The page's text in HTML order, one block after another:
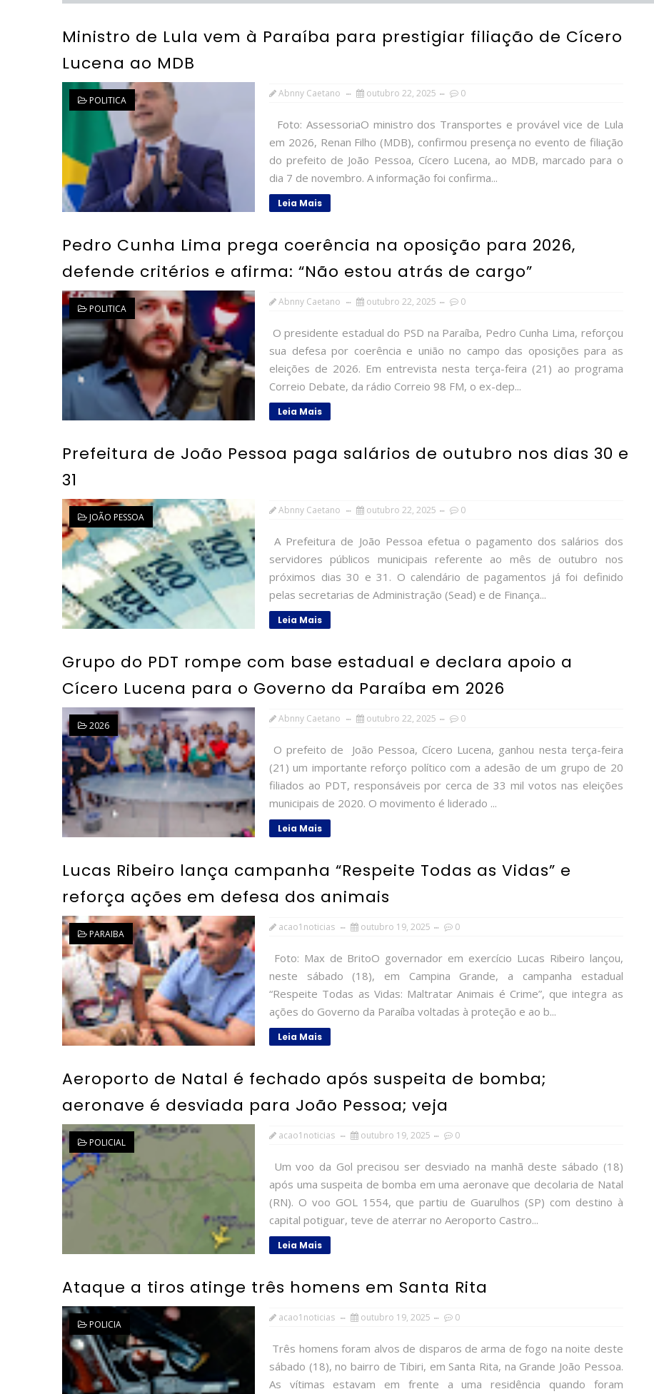
Ministro de Lula vem à Paraíba para prestigiar filiação de Cícero
Lucena ao MDB
POLITICA
Abnny Caetano outubro 22, 2025 0
Foto: AssessoriaO ministro dos Transportes e provável vice de Lula
em 2026, Renan Filho (MDB), confirmou presença no evento de filiação
do prefeito de João Pessoa, Cícero Lucena, ao MDB, marcado para o
dia 7 de novembro. A informação foi confirma...
Leia Mais
Pedro Cunha Lima prega coerência na oposição para 2026,
defende critérios e afirma: “Não estou atrás de cargo”
POLITICA
Abnny Caetano outubro 22, 2025 0
O presidente estadual do PSD na Paraíba, Pedro Cunha Lima, reforçou
sua defesa por coerência e união no campo das oposições para as
eleições de 2026. Em entrevista nesta terça-feira (21) ao programa
Correio Debate, da rádio Correio 98 FM, o ex-dep...
Leia Mais
Prefeitura de João Pessoa paga salários de outubro nos dias 30 e
31
JOÃO PESSOA
Abnny Caetano outubro 22, 2025 0
A Prefeitura de João Pessoa efetua o pagamento dos salários dos
servidores públicos municipais referente ao mês de outubro nos
próximos dias 30 e 31. O calendário de pagamentos já foi definido
pelas secretarias de Administração (Sead) e de Finança...
Leia Mais
Grupo do PDT rompe com base estadual e declara apoio a
Cícero Lucena para o Governo da Paraíba em 2026
2026
Abnny Caetano outubro 22, 2025 0
O prefeito de João Pessoa, Cícero Lucena, ganhou nesta terça-feira
(21) um importante reforço político com a adesão de um grupo de 20
filiados ao PDT, responsáveis por cerca de 33 mil votos nas eleições
municipais de 2020. O movimento é liderado ...
Leia Mais
Lucas Ribeiro lança campanha “Respeite Todas as Vidas” e
reforça ações em defesa dos animais
PARAIBA
acao1noticias outubro 19, 2025 0
Foto: Max de BritoO governador em exercício Lucas Ribeiro lançou,
neste sábado (18), em Campina Grande, a campanha estadual
“Respeite Todas as Vidas: Maltratar Animais é Crime”, que integra as
ações do Governo da Paraíba voltadas à proteção e ao b...
Leia Mais
Aeroporto de Natal é fechado após suspeita de bomba;
aeronave é desviada para João Pessoa; veja
POLICIAL
acao1noticias outubro 19, 2025 0
Um voo da Gol precisou ser desviado na manhã deste sábado (18)
após uma suspeita de bomba em uma aeronave que decolaria de Natal
(RN). O voo GOL 1554, que partiu de Guarulhos (SP) com destino à
capital potiguar, teve de aterrar no Aeroporto Castro...
Leia Mais
Ataque a tiros atinge três homens em Santa Rita
POLICIA
acao1noticias outubro 19, 2025 0
Três homens foram alvos de disparos de arma de fogo na noite deste
sábado (18), no bairro de Tibiri, em Santa Rita, na Grande João Pessoa.
As vítimas estavam em frente a uma residência quando foram